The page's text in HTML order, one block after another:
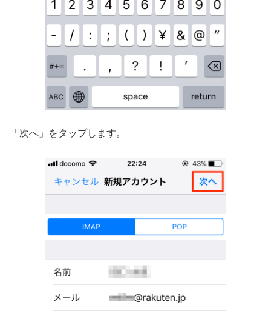
「次へ」をタップします。